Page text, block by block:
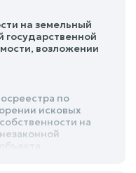
на земельный
государственной
возложении
по
исковых
на
отказать